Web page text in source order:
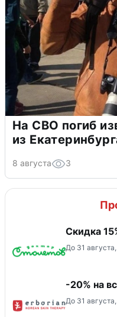
На СВО погиб
из
8 августа 3
Скидка
До 31
-20% на
До 31